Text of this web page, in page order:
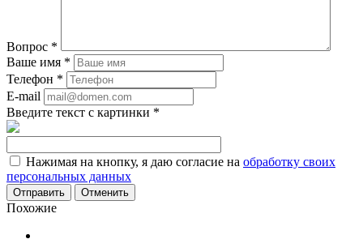
Вопрос *
Ваше имя *
Телефон *
E-mail
Введите текст с картинки *
Нажимая на кнопку, я даю согласие на обработку своих
персональных данных
Отменить
Похожие